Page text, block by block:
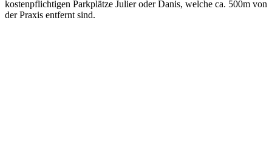
kostenpflichtigen Parkplätze Julier oder Danis, welche ca. 500m von
der Praxis entfernt sind.